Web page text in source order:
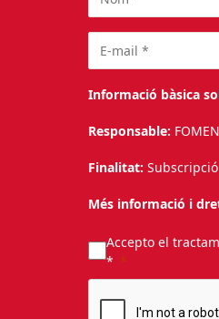
Informació bàsica
Responsable:
Finalitat:
Més informació i
Accepto el
*